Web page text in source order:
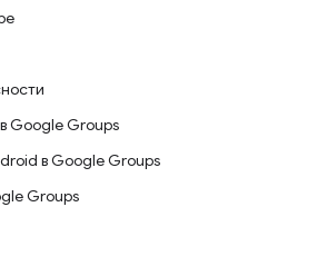
Google Groups
в Google Groups
Groups